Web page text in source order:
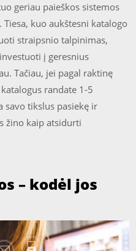
geriau paieškos sistemos
kuo aukštesni katalogo
straipsnio talpinimas,
į geresnius
Tačiau, jei pagal raktinę
randate 1-5
savo tikslus pasiekę ir
žino kaip atsidurti
– kodėl jos